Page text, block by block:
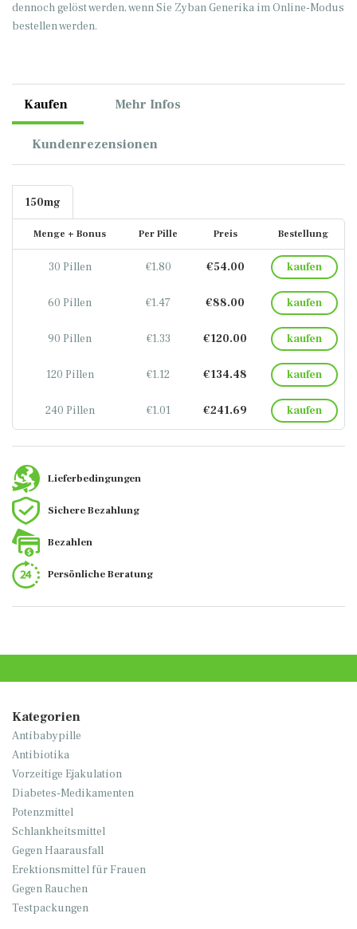
dennoch gelöst werden, wenn Sie Zyban Generika im Online-Modus
bestellen werden.
Kaufen Mehr Infos
Kundenrezensionen
150mg
Menge + Bonus Per Pille Preis Bestellung
30 Pillen €1.80 €54.00 kaufen
60 Pillen €1.47 €88.00 kaufen
90 Pillen €1.33 €120.00 kaufen
120 Pillen €1.12 €134.48 kaufen
240 Pillen €1.01 €241.69 kaufen
Lieferbedingungen
Sichere Bezahlung
Bezahlen
Persönliche Beratung
Kategorien
Antibabypille
Antibiotika
Vorzeitige Ejakulation
Diabetes-Medikamenten
Potenzmittel
Schlankheitsmittel
Gegen Haarausfall
Erektionsmittel für Frauen
Gegen Rauchen
Testpackungen